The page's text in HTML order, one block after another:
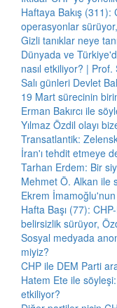
Haftaya Bakış (311):
operasyonlar
Gizli tanıklar neye
Dünyada ve
nasıl etkiliyor? |
Salı günleri Devlet
19 Mart sürecinin
Erman Bakırcı ile
Yılmaz Özdil olayı
Transatlantik:
İran'ı tehdit etmeye
Tarhan Erdem: Bir
Mehmet Ö. Alkan ile
Ekrem
Hafta Başı (77):
belirsizlik sürüyor,
Sosyal medyada
miyiz?
CHP ile DEM Parti
Hatem Ete ile
etkiliyor?